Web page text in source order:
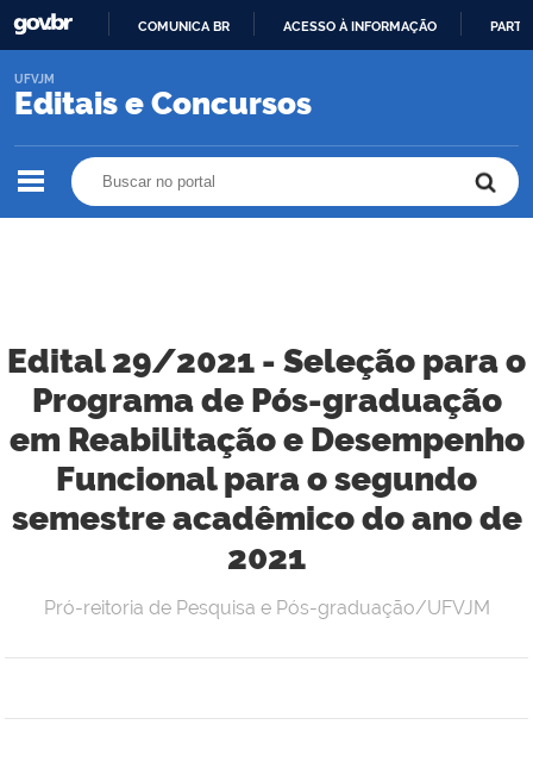
O
COMUNICA BR ACESSO À INFORMAÇÃO
Editais e Concursos
UFVJM
Edital 29/2021 - Seleção para o
Programa de Pós-graduação
em Reabilitação e Desempenho
Funcional para o segundo
semestre acadêmico do ano de
2021
Pró-reitoria de Pesquisa e Pós-graduação/UFVJM